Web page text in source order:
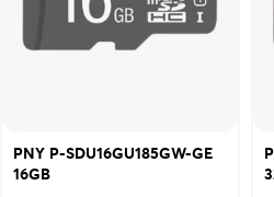
PNY P-SDU16GU185GW-GE
16GB